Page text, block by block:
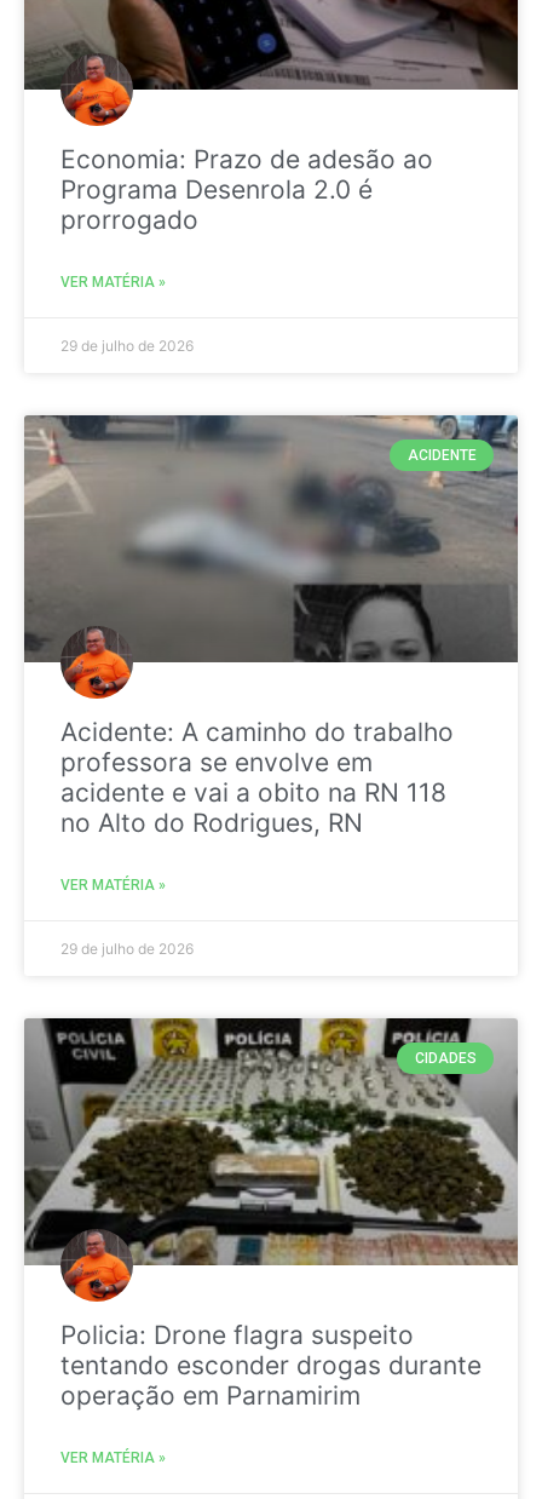
Economia: Prazo de adesão ao
Programa Desenrola 2.0 é
prorrogado
VER MATÉRIA »
29 de julho de 2026
ACIDENTE
Acidente: A caminho do trabalho
professora se envolve em
acidente e vai a obito na RN 118
no Alto do Rodrigues, RN
VER MATÉRIA »
29 de julho de 2026
CIDADES
Policia: Drone flagra suspeito
tentando esconder drogas durante
operação em Parnamirim
VER MATÉRIA »